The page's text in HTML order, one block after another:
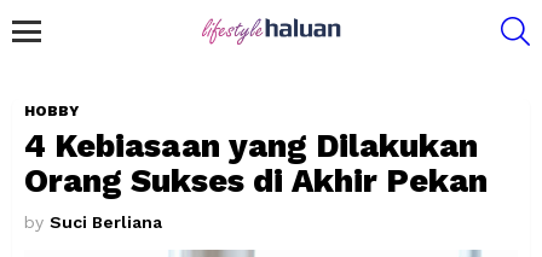
HOBBY
4 Kebiasaan yang Dilakukan
Orang Sukses di Akhir Pekan
by Suci Berliana